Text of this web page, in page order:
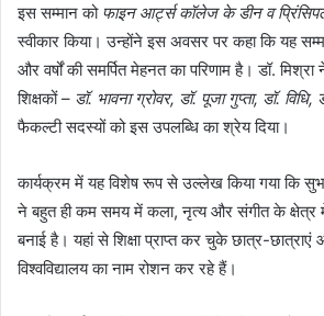
इस सम्मान को फाइन आर्ट्स कॉलेज के डीन व
स्वीकार किया। उन्होंने इस अवसर पर कहा कि यह
और वर्षों की समर्पित मेहनत का परिणाम है। डॉ.
शिक्षकों – डॉ. भावना ग्रोवर, डॉ. पूजा गुप्ता, डॉ. विधि,
फैकल्टी सदस्यों को इस उपलब्धि का श्रेय दिया।
कार्यक्रम में यह विशेष रूप से उल्लेख किया गया कि
ने बहुत ही कम समय में कला, नृत्य और संगीत के क्षेत्र
बनाई है। यहां से शिक्षा प्राप्त कर चुके छात्र-
विश्वविद्यालय का नाम रोशन कर रहे हैं।